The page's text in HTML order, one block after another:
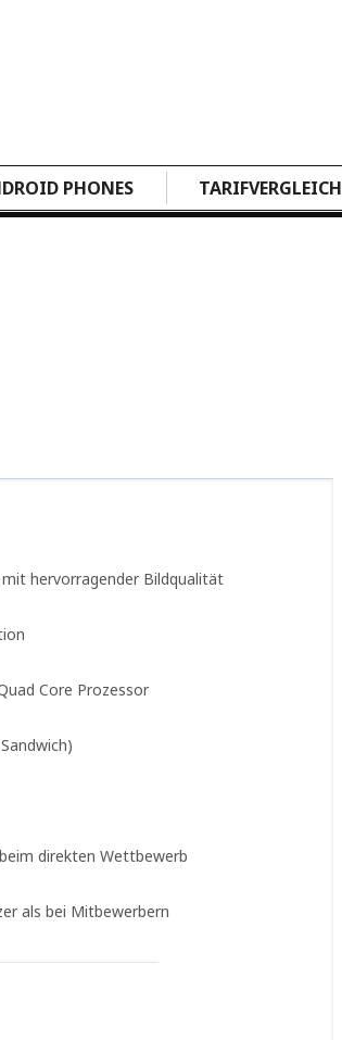
PHONES TARIFVERGLEICH
hervorragender Bildqualität
Core Prozessor
direkten Wettbewerb
als bei Mitbewerbern